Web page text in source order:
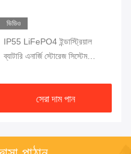
ভিডিও
IP55 LiFePO4 ইন্ডাস্ট্রিয়াল
ব্যাটারি এনার্জি স্টোরেজ সিস্টেম
ইনস্টলেশন
সেরা দাম পান